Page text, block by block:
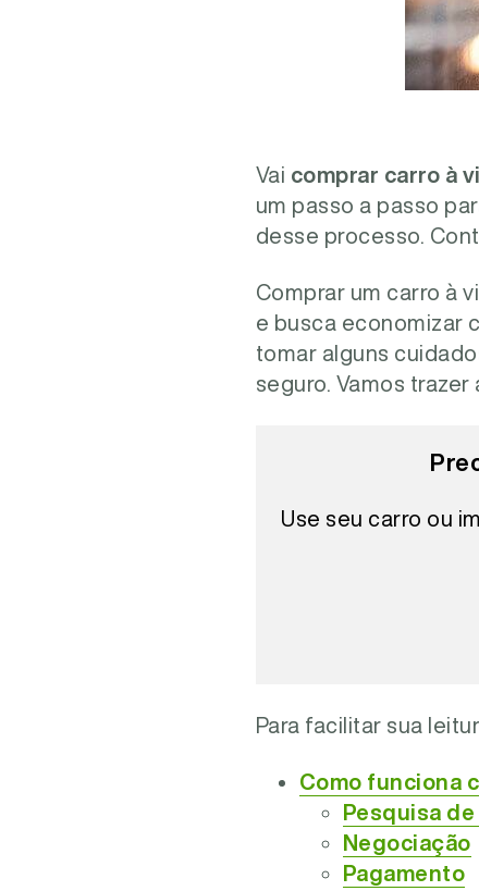
Vai comprar carro à
um passo a passo
desse processo.
Comprar um carro à
e busca economizar
tomar alguns
seguro. Vamos
Use seu carro ou
Para facilitar sua
Como funciona
Pesquisa
Negociação
Pagamento